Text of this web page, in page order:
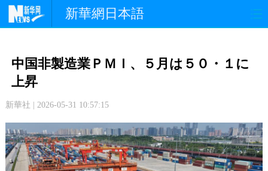
新華網日本語
文 化
中日交流
写 真
中国非製造業ＰＭＩ、５月は５０・１に
上昇
新華社 | 2026-05-31 10:57:15